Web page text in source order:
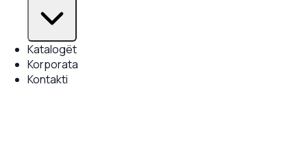
Katalogët
Korporata
Kontakti